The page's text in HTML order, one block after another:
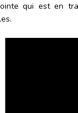
qui est en